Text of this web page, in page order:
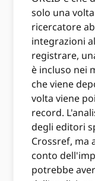
solo una
ricercatore
integrazioni
registrare,
è incluso nei
che viene
volta viene
record.
degli editori
Crossref, ma
conto
potrebbe